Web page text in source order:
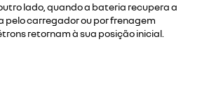
lado, quando a bateria recupera a
carregador ou por frenagem
retornam à sua posição inicial.